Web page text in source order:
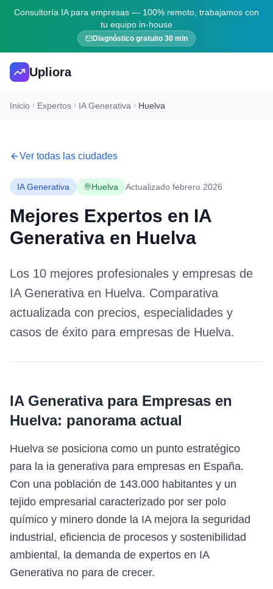
Consultoría IA para empresas — 100% remoto, trabajamos con
tu equipo in-house
Diagnóstico gratuito 30 min
Upliora
Inicio Expertos IA Generativa Huelva
Ver todas las ciudades
IA Generativa Huelva Actualizado febrero 2026
Mejores Expertos en IA
Generativa en Huelva
Los 10 mejores profesionales y empresas de
IA Generativa en Huelva. Comparativa
actualizada con precios, especialidades y
casos de éxito para empresas de Huelva.
IA Generativa para Empresas en
Huelva: panorama actual
Huelva se posiciona como un punto estratégico
para la ia generativa para empresas en España.
Con una población de 143.000 habitantes y un
tejido empresarial caracterizado por ser polo
químico y minero donde la IA mejora la seguridad
industrial, eficiencia de procesos y sostenibilidad
ambiental, la demanda de expertos en IA
Generativa no para de crecer.